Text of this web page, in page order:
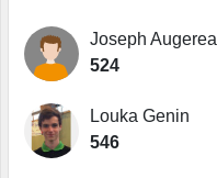
Joseph
524
Louka Genin
546